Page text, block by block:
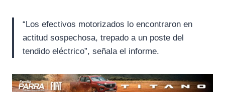
“Los efectivos motorizados lo encontraron en
actitud sospechosa, trepado a un poste del
tendido eléctrico”, señala el informe.